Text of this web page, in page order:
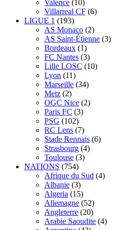
Valence (10)
Villarreal CF (6)
LIGUE 1 (193)
AS Monaco (2)
AS Saint-Étienne (3)
Bordeaux (1)
FC Nantes (3)
Lille LOSC (10)
Lyon (11)
Marseille (34)
Metz (2)
OGC Nice (2)
Paris FC (3)
PSG (102)
RC Lens (7)
Stade Rennais (6)
Strasbourg (4)
Toulouse (3)
NATIONS (754)
Afrique du Sud (4)
Albanie (3)
Algeria (15)
Allemagne (52)
Angleterre (20)
Arabie Saoudite (4)